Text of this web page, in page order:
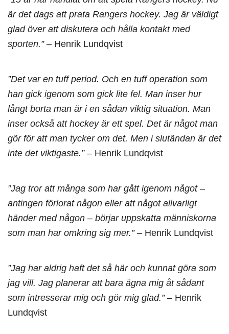
är det dags att prata Rangers hockey. Jag är väldigt
glad över att diskutera och hålla kontakt med
sporten.”– Henrik Lundqvist
”Det var en tuff period. Och en tuff operation som
han gick igenom som gick lite fel. Man inser hur
långt borta man är i en sådan viktig situation. Man
inser också att hockey är ett spel. Det är något man
gör för att man tycker om det. Men i slutändan är det
inte det viktigaste.”– Henrik Lundqvist
”Jag tror att många som har gått igenom något –
antingen förlorat någon eller att något allvarligt
händer med någon – börjar uppskatta människorna
som man har omkring sig mer.”– Henrik Lundqvist
”Jag har aldrig haft det så här och kunnat göra som
jag vill. Jag planerar att bara ägna mig åt sådant
som intresserar mig och gör mig glad.”– Henrik
Lundqvist